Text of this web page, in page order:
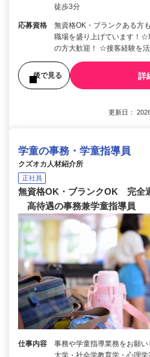
徒歩3分
応募資格
無資格OK・ブランクある
職場を盛り上げています！☆
の方大歓迎！ ☆接客経験を
後で見る 詳
更新日：
学童の事務・学童指導員
クズオカ人材紹介所
正社員
無資格OK・ブランクOK 完全
高待遇の事務兼学童指導員
仕事内容
事務や学童指導業務をお願
大学・社会学教育学・心理